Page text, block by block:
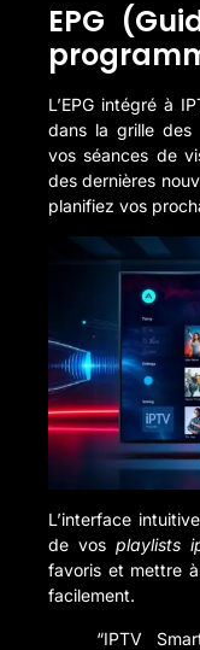
EPG
L’EPG intégré à
dans la grille des
vos séances de
des dernières
planifiez vos
L’interface
de vos playlists
favoris et mettre
facilement.
“IPTV